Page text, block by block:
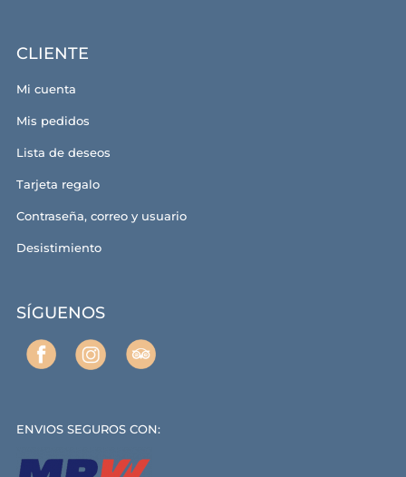
CLIENTE
Mi cuenta
Mis pedidos
Lista de deseos
Tarjeta regalo
Contraseña, correo y usuario
Desistimiento
SÍGUENOS
ENVIOS SEGUROS CON: